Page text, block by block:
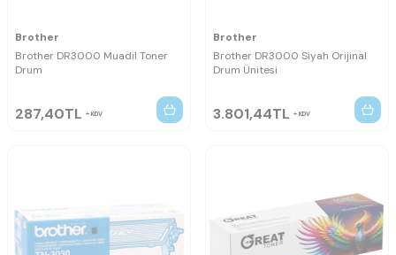
Brother
Brother DR3000 Muadil Toner
Drum
287,40TL KDV
Brother
Brother DR3000 Siyah Orijinal
Drum Ünitesi
3.801,44TL KDV